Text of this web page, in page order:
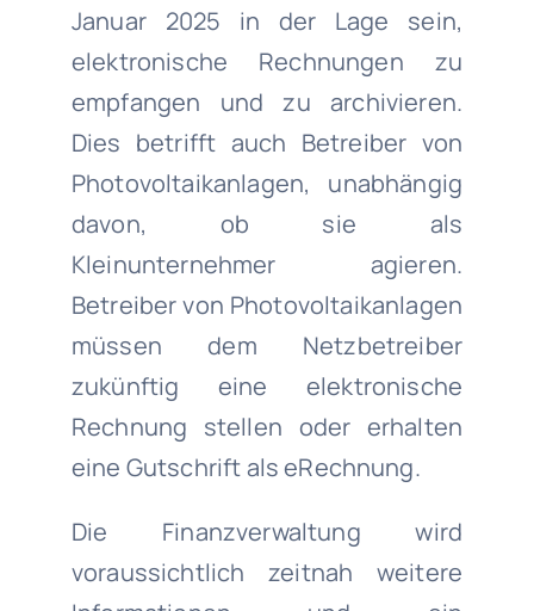
Januar 2025 in der Lage sein,
elektronische Rechnungen zu
empfangen und zu archivieren.
Dies betrifft auch Betreiber von
Photovoltaikanlagen, unabhängig
davon, ob sie als
Kleinunternehmer agieren.
Betreiber von Photovoltaikanlagen
müssen dem Netzbetreiber
zukünftig eine elektronische
Rechnung stellen oder erhalten
eine Gutschrift als eRechnung.
Die Finanzverwaltung wird
voraussichtlich zeitnah weitere